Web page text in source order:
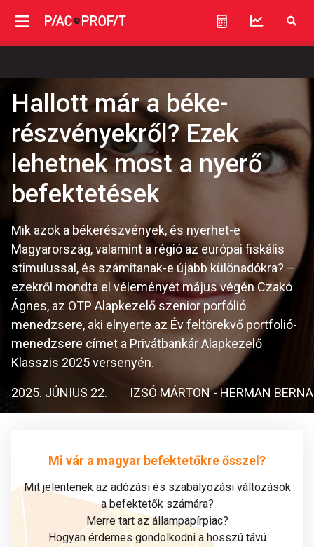
Hallott már a béke-
részvényekről? Ezek
lehetnek most a nyerő
befektetések
Mik azok a békerészvények, és nyerhet-e
Magyarország, valamint a régió az európai fiskális
stimulussal, és számítanak-e újabb különadókra? –
ezekről mondta el véleményét május végén Czakó
Ágnes, az OTP Alapkezelő szenior porfólió
menedzsere, aki elnyerte az Év feltörekvő portfolió-
menedzsere címet a Privátbankár Alapkezelő
Klasszis 2025 versenyén.
2025. JÚNIUS 22. IZSÓ MÁRTON - HERMAN
Mi vár a magyar befektetőkre ősszel?
Mit jelentenek az adózási és szabályozási változások
a befektetők számára?
Merre tart az állampapírpiac?
Hogyan érdemes gondolkodni a hosszú távú